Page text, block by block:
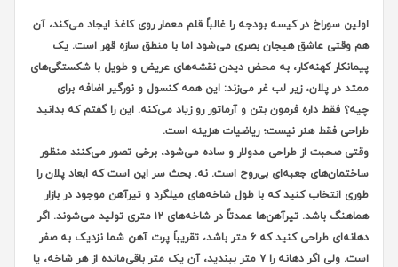
اولین سوراخ در کیسه بودجه را غالباً قلم معمار روی کاغذ ایجاد می‌کند، آن
هم وقتی عاشق هیجان بصری می‌شود اما با منطق سازه قهر است. یک
پیمانکار کهنه‌کار، به محض دیدن نقشه‌های عریض و طویل با شکستگی‌های
ممتد در پلان، زیر لب غر می‌زند: این همه کنسول و نورگیر اضافه برای
چیه؟ فقط داره فرمون بتن و آرماتور رو زیاد می‌کنه. این را گفتم که بدانید
طراحی فقط هنر نیست؛ ریاضیات هزینه است.
وقتی صحبت از طراحی مدولار و ساده می‌شود، برخی تصور می‌کنند منظور
ساختمان‌های جعبه‌ای بی‌روح است. نه. بحث سر این است که ابعاد پلان را
طوری انتخاب کنید که با طول شاخه‌های میلگرد و تیرآهن موجود در بازار
هماهنگ باشد. تیرآهن‌ها عمدتاً در شاخه‌های ۱۲ متری تولید می‌شوند. اگر
دهانه‌ای طراحی کنید که ۶ متر باشد، تقریباً پرت آهن شما نزدیک به صفر
است. ولی اگر دهانه را ۷ متر ببندید، آن یک متر باقی‌مانده از هر شاخه، یا